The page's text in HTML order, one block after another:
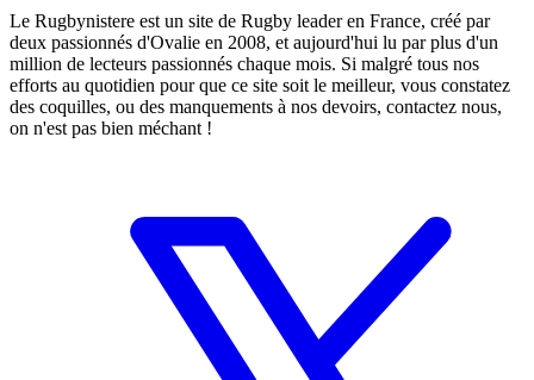
Le Rugbynistere est un site de Rugby leader en France, créé par
deux passionnés d'Ovalie en 2008, et aujourd'hui lu par plus d'un
million de lecteurs passionnés chaque mois. Si malgré tous nos
efforts au quotidien pour que ce site soit le meilleur, vous constatez
des coquilles, ou des manquements à nos devoirs, contactez nous,
on n'est pas bien méchant !